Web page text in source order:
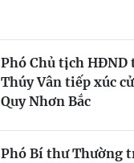
Phó Chủ tịch
Thúy Vân tiếp xúc
Quy Nhơn Bắc
Phó Bí thư Thường